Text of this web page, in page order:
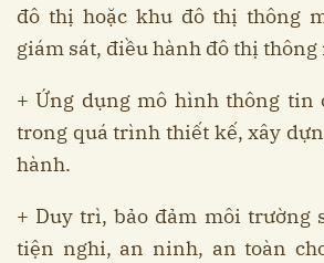
đô thị hoặc khu đô thị thông
giám sát, điều hành đô thị
+ Ứng dụng mô hình thông tin
trong quá trình thiết kế, xây
hành.
+ Duy trì, bảo đảm môi trường
tiện nghi, an ninh, an toàn